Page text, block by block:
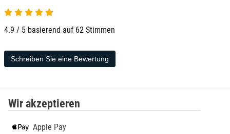
4.9 von 5
4.9 / 5 basierend auf 62 Stimmen
Schreiben Sie eine Bewertung
Wir akzeptieren
Apple Pay